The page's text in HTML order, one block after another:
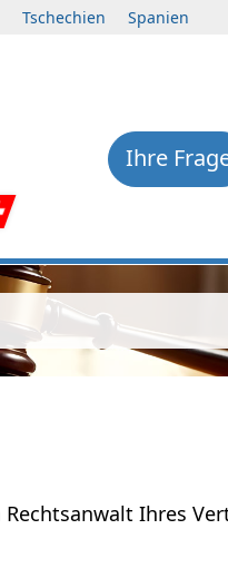
Tschechien Spanien
Ihre
Ihres